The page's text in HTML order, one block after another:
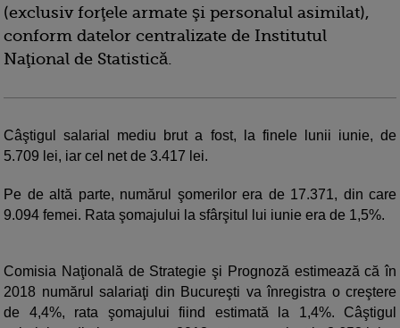
(exclusiv forţele armate şi personalul asimilat),
conform datelor centralizate de Institutul
Naţional de Statistică.
Câştigul salarial mediu brut a fost, la finele lunii iunie, de
5.709 lei, iar cel net de 3.417 lei.
Pe de altă parte, numărul şomerilor era de 17.371, din care
9.094 femei. Rata şomajului la sfârşitul lui iunie era de 1,5%.
Comisia Naţională de Strategie şi Prognoză estimează că în
2018 numărul salariaţi din Bucureşti va înregistra o creştere
de 4,4%, rata şomajului fiind estimată la 1,4%. Câştigul